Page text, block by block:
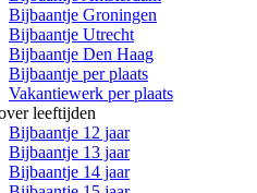
Bijbaantje Groningen
Bijbaantje Utrecht
Bijbaantje Den Haag
Bijbaantje per plaats
Vakantiewerk per plaats
leeftijden
Bijbaantje 12 jaar
Bijbaantje 13 jaar
Bijbaantje 14 jaar